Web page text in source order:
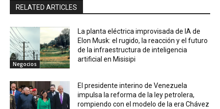
RELATED ARTICLES
Negocios
La planta eléctrica improvisada de IA de
Elon Musk: el rugido, la reacción y el futuro
de la infraestructura de inteligencia
artificial en Misisipi
El presidente interino de Venezuela
impulsa la reforma de la ley petrolera,
rompiendo con el modelo de la era Chávez